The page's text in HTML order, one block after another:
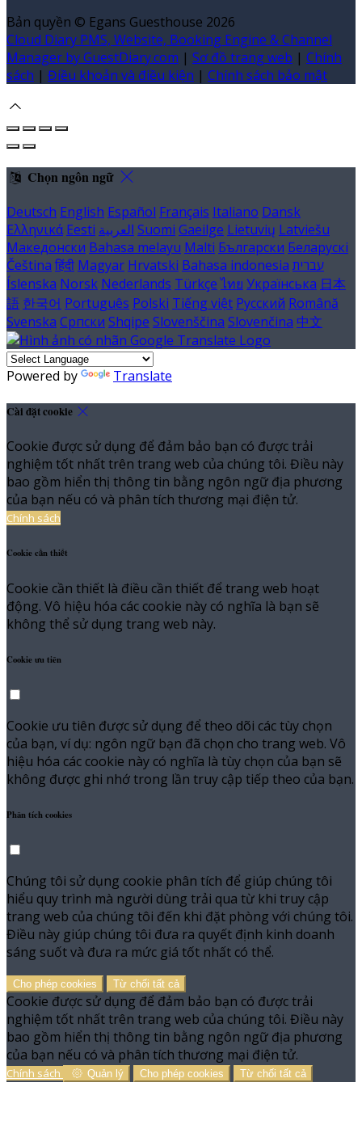
Bản quyền © Egans Guesthouse 2026
Cloud Diary PMS, Website, Booking Engine & Channel
Manager by GuestDiary.com | Sơ đồ trang web | Chính
sách | Điều khoản và điều kiện | Chính sách bảo mật
Chọn ngôn ngữ
Deutsch English Español Français Italiano Dansk
Ελληνικά Eesti العربية Suomi Gaeilge Lietuvių Latviešu
Македонски Bahasa melayu Malti Български Беларускі
Čeština हिंदी Magyar Hrvatski Bahasa indonesia עברית
Íslenska Norsk Nederlands Türkçe ไทย Українська 日本
語 한국어 Português Polski Tiếng việt Русский Română
Svenska Српски Shqipe Slovenščina Slovenčina 中文
Powered by Translate
Cài đặt cookie
Cookie được sử dụng để đảm bảo bạn có được trải
nghiệm tốt nhất trên trang web của chúng tôi. Điều này
bao gồm hiển thị thông tin bằng ngôn ngữ địa phương
của bạn nếu có và phân tích thương mại điện tử.
Chính sách
Cookie cần thiết
Cookie cần thiết là điều cần thiết để trang web hoạt
động. Vô hiệu hóa các cookie này có nghĩa là bạn sẽ
không thể sử dụng trang web này.
Cookie ưu tiên
Cookie ưu tiên được sử dụng để theo dõi các tùy chọn
của bạn, ví dụ: ngôn ngữ bạn đã chọn cho trang web. Vô
hiệu hóa các cookie này có nghĩa là tùy chọn của bạn sẽ
không được ghi nhớ trong lần truy cập tiếp theo của bạn.
Phân tích cookies
Chúng tôi sử dụng cookie phân tích để giúp chúng tôi
hiểu quy trình mà người dùng trải qua từ khi truy cập
trang web của chúng tôi đến khi đặt phòng với chúng tôi.
Điều này giúp chúng tôi đưa ra quyết định kinh doanh
sáng suốt và đưa ra mức giá tốt nhất có thể.
Cho phép cookies Từ chối tất cả
Cookie được sử dụng để đảm bảo bạn có được trải
nghiệm tốt nhất trên trang web của chúng tôi. Điều này
bao gồm hiển thị thông tin bằng ngôn ngữ địa phương
của bạn nếu có và phân tích thương mại điện tử.
Chính sách Quản lý Cho phép cookies Từ chối tất cả